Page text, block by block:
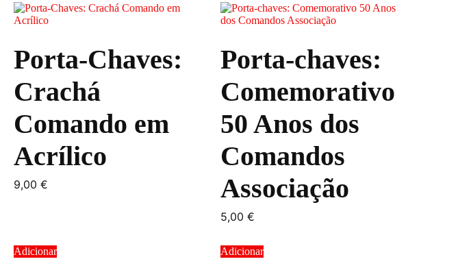
Porta-Chaves:
Crachá
Comando em
Acrílico
9,00 €
Adicionar
Porta-chaves:
Comemorativo
50 Anos dos
Comandos
Associação
5,00 €
Adicionar